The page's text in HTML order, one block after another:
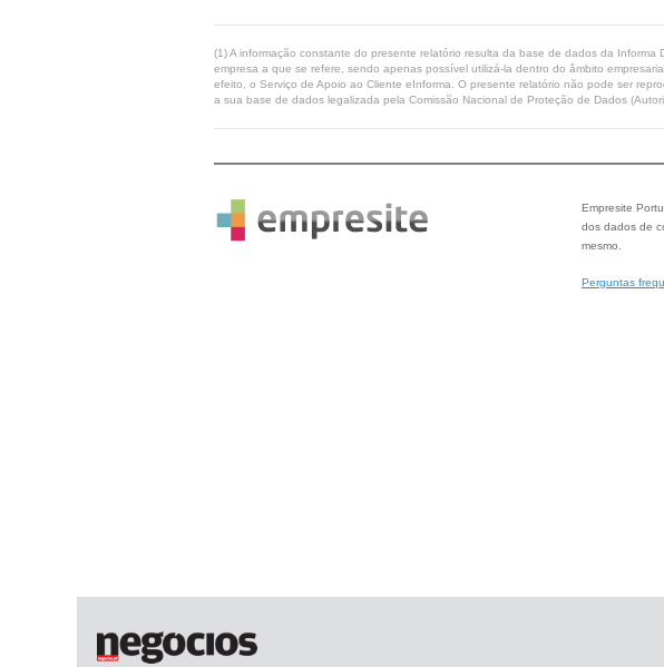
(1) A informação constante do presente relatório resulta da base de dados da
empresa a que se refere, sendo apenas possível utilizá-la dentro do âmbito
efeito, o Serviço de Apoio ao Cliente eInforma. O presente relatório não pode ser
a sua base de dados legalizada pela Comissão Nacional de Proteção de Dados
Empresite
dos dados de
mesmo.
Perguntas